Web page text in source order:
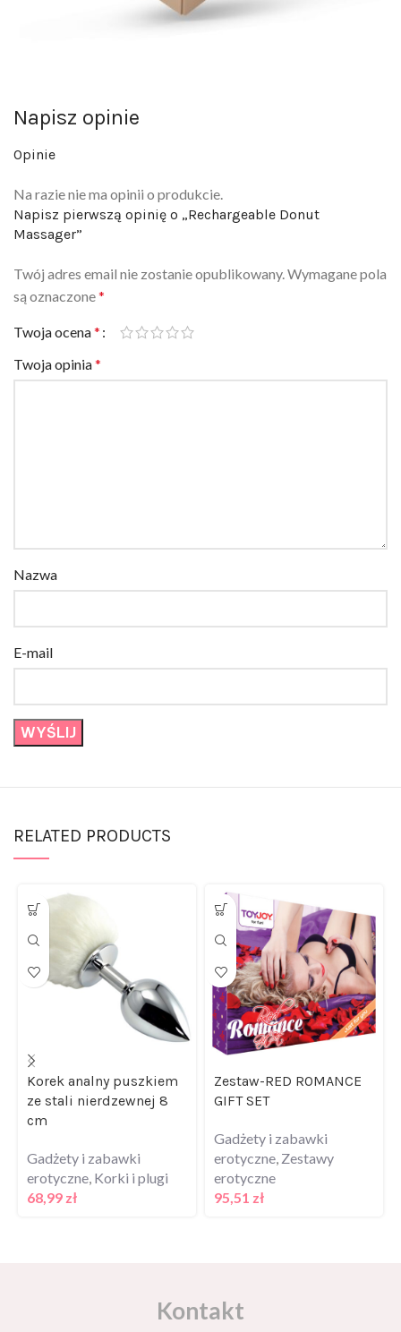
Napisz opinie
Opinie
Na razie nie ma opinii o produkcie.
Napisz pierwszą opinię o „Rechargeable Donut
Massager”
Twój adres email nie zostanie opublikowany. Wymagane pola
są oznaczone*
Twoja ocena *
Twoja opinia *
Nazwa
E-mail
RELATED PRODUCTS
Korek analny puszkiem
ze stali nierdzewnej 8
cm
Gadżety i zabawki
erotyczne Korki i plugi
68,99 zł
Zestaw-RED ROMANCE
GIFT SET
Gadżety i zabawki
erotyczne Zestawy
erotyczne
95,51 zł
Kontakt